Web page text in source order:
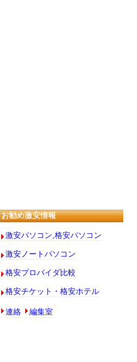
お勧め激安情報
激安パソコン,格安パソコン
激安ノートパソコン
格安プロバイダ比較
格安チケット・格安ホテル
連絡 編集室